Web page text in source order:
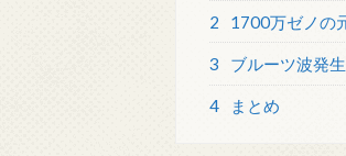
2 1700万ゼノの
3 ブルーツ波発
4 まとめ